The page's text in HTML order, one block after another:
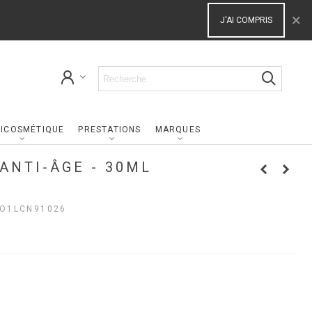
J'AI COMPRIS ×
PRESTATIONS MARQUES
ÂGE - 30ML
O1LCN91026